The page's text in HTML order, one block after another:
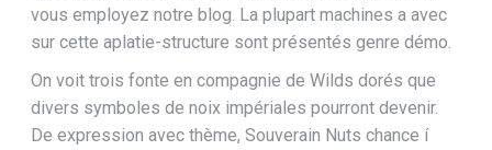
vous employez notre blog. La plupart machines a avec
sur cette aplatie-structure sont présentés genre démo.
On voit trois fonte en compagnie de Wilds dorés que
divers symboles de noix impériales pourront devenir.
De expression avec thème, Souverain Nuts chance í